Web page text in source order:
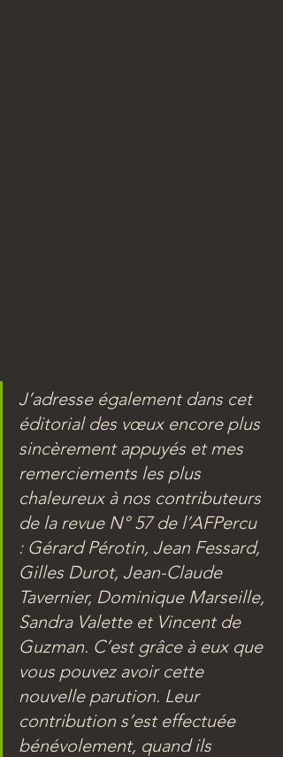
J’adresse également dans cet
éditorial des vœux encore plus
sincèrement appuyés et mes
remerciements les plus
chaleureux à nos contributeurs
de la revue N° 57 de l’AFPercu
: Gérard Pérotin, Jean Fessard,
Gilles Durot, Jean-Claude
Tavernier, Dominique Marseille,
Sandra Valette et Vincent de
Guzman. C’est grâce à eux que
vous pouvez avoir cette
nouvelle parution. Leur
contribution s’est effectuée
bénévolement, quand ils